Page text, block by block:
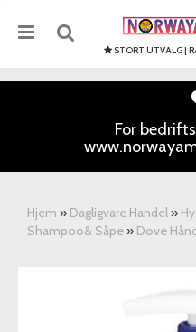
STORT UTVALG |
For
Hjem » Dagligvare Handel »
Shampoo& Såpe » Dove